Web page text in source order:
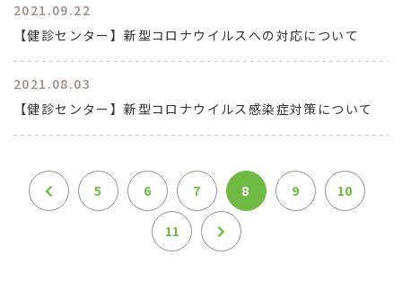
2021.09.22
【健診センター】新型コロナウイルスへの対応について
2021.08.03
【健診センター】新型コロナウイルス感染症対策について
5 6 7 8 9 10
11